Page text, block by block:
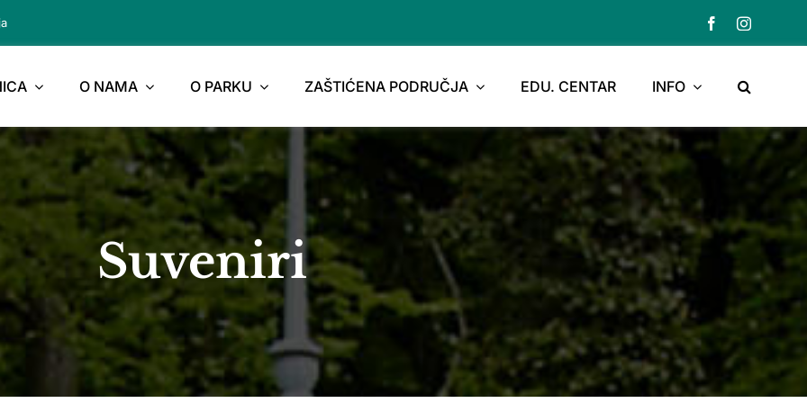
O NAMA O PARKU ZAŠTIĆENA PODRUČJA EDU. CENTAR INFO
Suveniri